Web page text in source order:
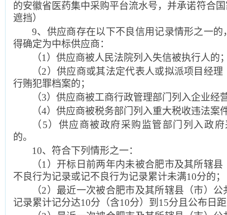
的安徽省医药集中采购平台流水号，并承诺符合
遮挡）
9、供应商存在以下不良信用记录情形之一
得确定为中标供应商：
（1）供应商被人民法院列入失信被执行人的
（2）供应商或其法定代表人或拟派项目经
行贿犯罪档案的；
（3）供应商被工商行政管理部门列入企业经
（4）供应商被税务部门列入重大税收违法案
（5）供应商被政府采购监管部门列入政
的。
10、符合下列情形之一：
（1）开标日前两年内未被合肥市及其所辖
不良行为记录或记不良行为记录累计未满10分的；
（2）最近一次被合肥市及其所辖县（市）
记录累计记分达10分（含10分）到15分且公布日